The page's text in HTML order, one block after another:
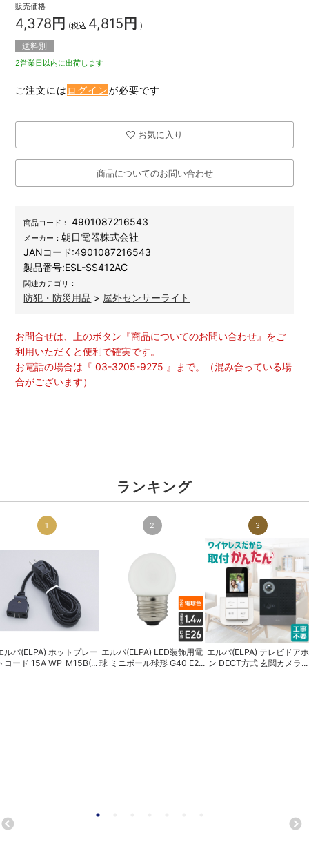
販売価格
4,378 円 (税込 4,815 円 )
送料別
2営業日以内に出荷します
ご注文には ログインが必要です
お気に入り
商品についてのお問い合わせ
商品コード： 4901087216543
メーカー：朝日電器株式会社
JANコード:4901087216543
製品番号:ESL-SS412AC
関連カテゴリ：
防犯・防災用品 > 屋外センサーライト
お問合せは、上のボタン『商品についてのお問い合わせ』をご
利用いただくと便利で確実です。
お電話の場合は『 03-3205-9275 』まで。（混み合っている場
合がございます）
ランキング
1
ルパ(ELPA) ホットプレー
コード 15A WP-M15B(...
2
エルパ(ELPA) LED装飾用電
球 ミニボール球形 G40 E2...
3
エルパ(ELPA) テレビドアホ
ン DECT方式 玄関カメラ...